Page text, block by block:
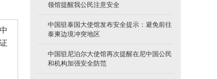
领馆提醒我公民注意安全
中国驻泰国大使馆发布安全提示：避免前往
泰柬边境冲突地区
中国驻尼泊尔大使馆再次提醒在尼中国公民
和机构加强安全防范